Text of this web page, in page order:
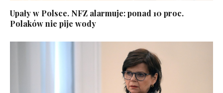
Upały w Polsce. NFZ alarmuje: ponad 10 proc.
Polaków nie pije wody